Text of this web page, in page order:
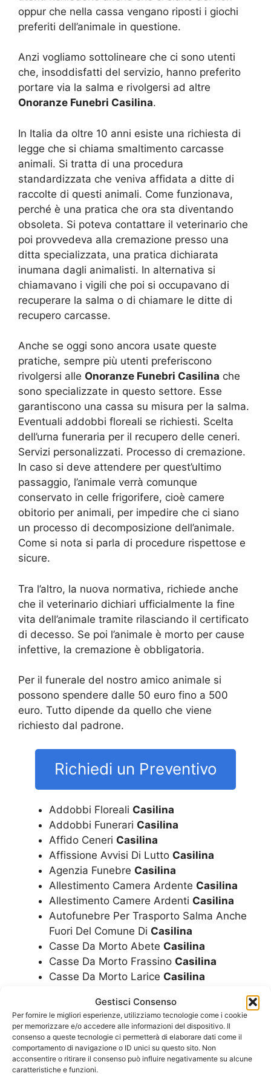
Gestisci Consenso
Per fornire le migliori esperienze, utilizziamo tecnologie come i cookie
per memorizzare e/o accedere alle informazioni del dispositivo. Il
consenso a queste tecnologie ci permetterà di elaborare dati come il
comportamento di navigazione o ID unici su questo sito. Non
acconsentire o ritirare il consenso può influire negativamente su alcune
caratteristiche e funzioni.
oppur che nella cassa vengano riposti i giochi
preferiti dell’animale in questione.
Anzi vogliamo sottolineare che ci sono utenti
che, insoddisfatti del servizio, hanno preferito
portare via la salma e rivolgersi ad altre
Onoranze Funebri Casilina.
In Italia da oltre 10 anni esiste una richiesta di
legge che si chiama smaltimento carcasse
animali. Si tratta di una procedura
standardizzata che veniva affidata a ditte di
raccolte di questi animali. Come funzionava,
perché è una pratica che ora sta diventando
obsoleta. Si poteva contattare il veterinario che
poi provvedeva alla cremazione presso una
ditta specializzata, una pratica dichiarata
inumana dagli animalisti. In alternativa si
chiamavano i vigili che poi si occupavano di
recuperare la salma o di chiamare le ditte di
recupero carcasse.
Anche se oggi sono ancora usate queste
pratiche, sempre più utenti preferiscono
rivolgersi alle Onoranze Funebri Casilina che
sono specializzate in questo settore. Esse
garantiscono una cassa su misura per la salma.
Eventuali addobbi floreali se richiesti. Scelta
dell’urna funeraria per il recupero delle ceneri.
Servizi personalizzati. Processo di cremazione.
In caso si deve attendere per quest’ultimo
passaggio, l’animale verrà comunque
conservato in celle frigorifere, cioè camere
obitorio per animali, per impedire che ci siano
un processo di decomposizione dell’animale.
Come si nota si parla di procedure rispettose e
sicure.
Tra l’altro, la nuova normativa, richiede anche
che il veterinario dichiari ufficialmente la fine
vita dell’animale tramite rilasciando il certificato
di decesso. Se poi l’animale è morto per cause
infettive, la cremazione è obbligatoria.
Per il funerale del nostro amico animale si
possono spendere dalle 50 euro fino a 500
euro. Tutto dipende da quello che viene
richiesto dal padrone.
Richiedi un Preventivo
Addobbi Floreali Casilina
Addobbi Funerari Casilina
Affido Ceneri Casilina
Affissione Avvisi Di Lutto Casilina
Agenzia Funebre Casilina
Allestimento Camera Ardente Casilina
Allestimento Camere Ardenti Casilina
Autofunebre Per Trasporto Salma Anche
Fuori Del Comune Di Casilina
Casse Da Morto Abete Casilina
Casse Da Morto Frassino Casilina
Casse Da Morto Larice Casilina
Casse Da Morto MoganoCasilina
Casse Da Morto NoceCasilina
Casse Da Morto Rovere Casilina
Concessione LoculiCasilina
CoroneCasilina